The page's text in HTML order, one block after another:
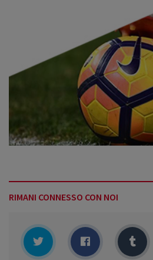
RIMANI CONNESSO CON NOI